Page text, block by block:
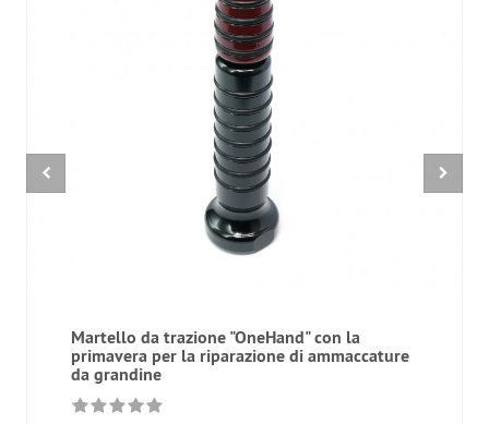
Martello da trazione "OneHand" con la
primavera per la riparazione di ammaccature
da grandine